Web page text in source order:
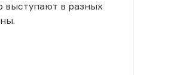
выступают в разных